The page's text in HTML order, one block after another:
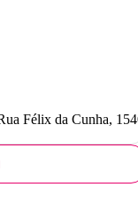
Félix da Cunha,